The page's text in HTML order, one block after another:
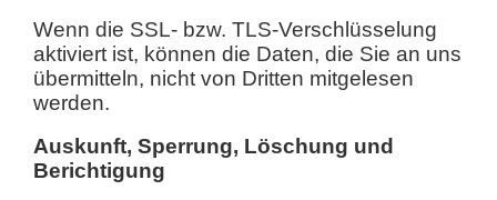
Wenn die SSL- bzw. TLS-Verschlüsselung
aktiviert ist, können die Daten, die Sie an uns
übermitteln, nicht von Dritten mitgelesen
werden.
Auskunft, Sperrung, Löschung und
Berichtigung